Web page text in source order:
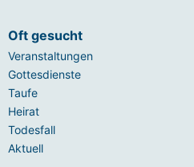
Oft gesucht
Veranstaltungen
Gottesdienste
Taufe
Heirat
Todesfall
Aktuell